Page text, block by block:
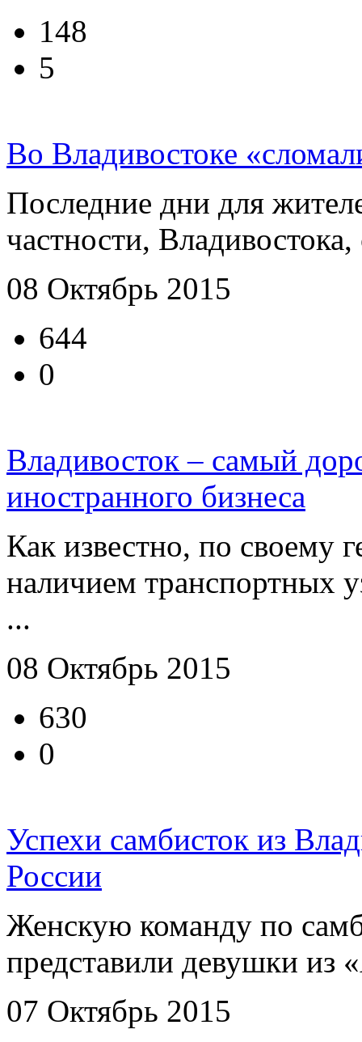
148
5
Во Владивостоке
Последние дни для
частности,
08 Октябрь 2015
644
0
Владивосток – самый
иностранного бизнеса
Как известно, по своему
наличием транспортных
...
08 Октябрь 2015
630
0
Успехи самбисток из
России
Женскую команду по
представили девушки из
07 Октябрь 2015